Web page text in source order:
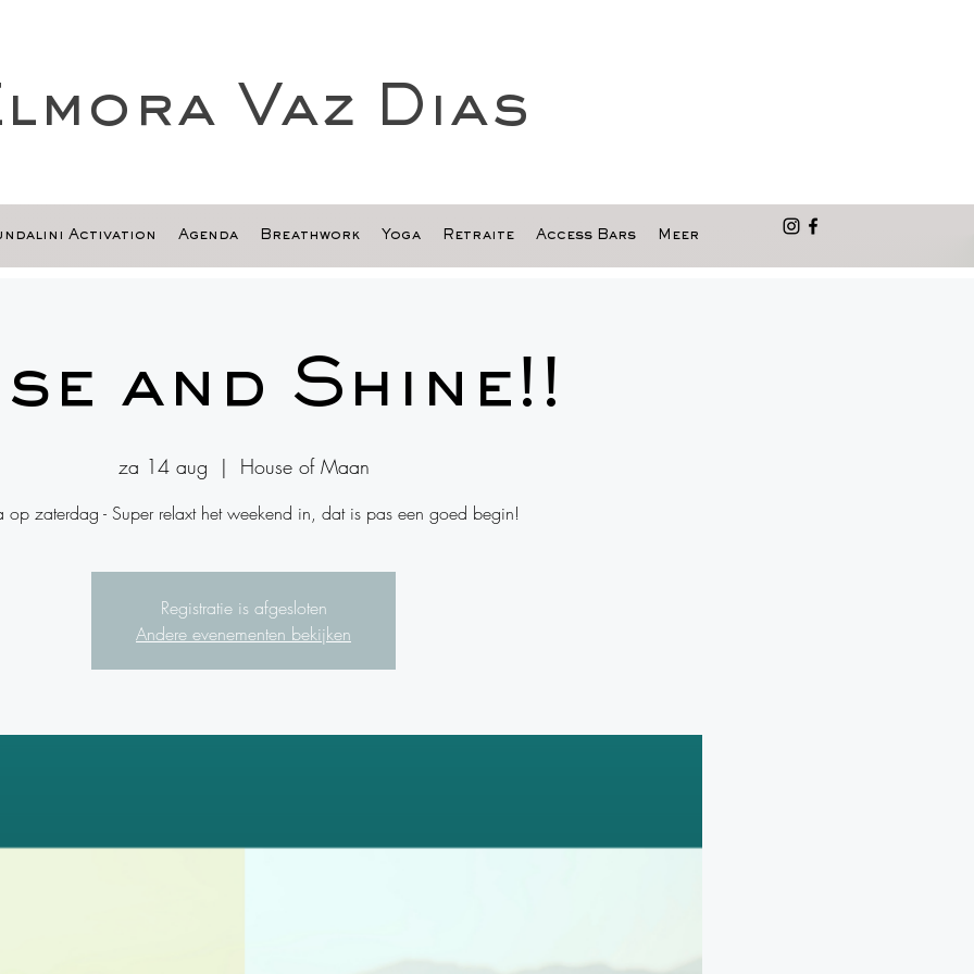
Vaz Dias
Activation Agenda Breathwork Yoga Retraite Access Bars Meer
and Shine!!
za 14 aug
  |
House of Maan
op zaterdag - Super relaxt het weekend in, dat is pas een goed begin!
Registratie is afgesloten
Andere evenementen bekijken